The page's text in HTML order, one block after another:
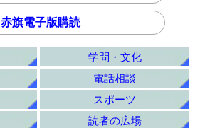
赤旗電子版購読
学問・文化
電話相談
スポーツ
読者の広場